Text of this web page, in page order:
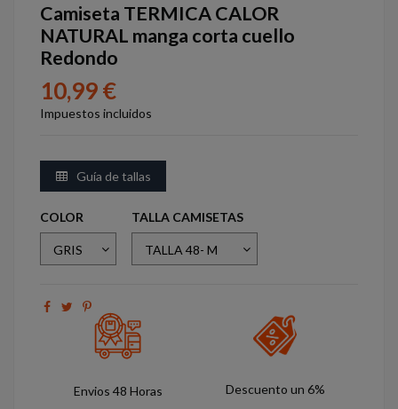
Camiseta TERMICA CALOR
NATURAL manga corta cuello
Redondo
10,99 €
Impuestos incluidos
Guía de tallas
COLOR TALLA CAMISETAS
Envios 48 Horas
Descuento un 6%